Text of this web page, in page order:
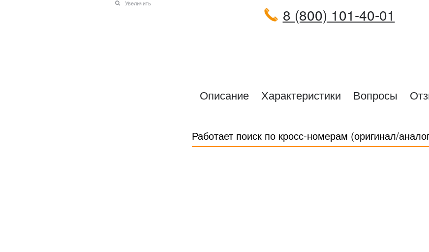
Увеличить
8 (800) 101-40-01
Описание Характеристики Вопросы
Работает поиск по кросс-номерам (оригинал/